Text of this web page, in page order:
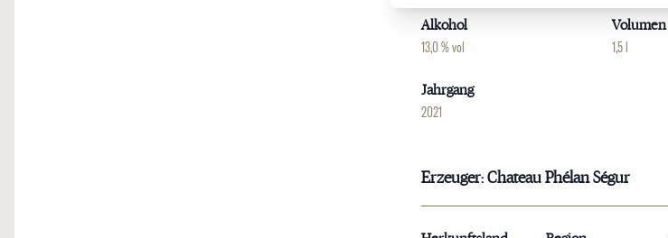
Alkohol
13,0 % vol
Volumen
1,5 l
Jahrgang
2021
Erzeuger: Chateau Phélan Ségur